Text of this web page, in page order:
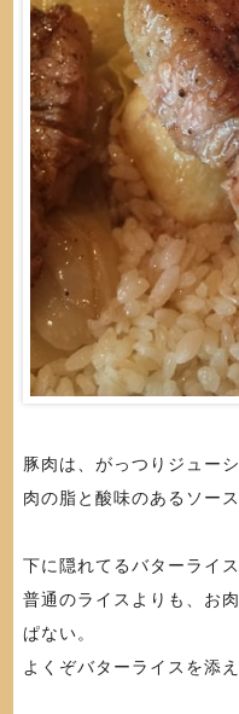
豚肉は、がっつりジューシ
肉の脂と酸味のあるソー
下に隠れてるバターライス
普通のライスよりも、お
ぱない。
よくぞバターライスを添